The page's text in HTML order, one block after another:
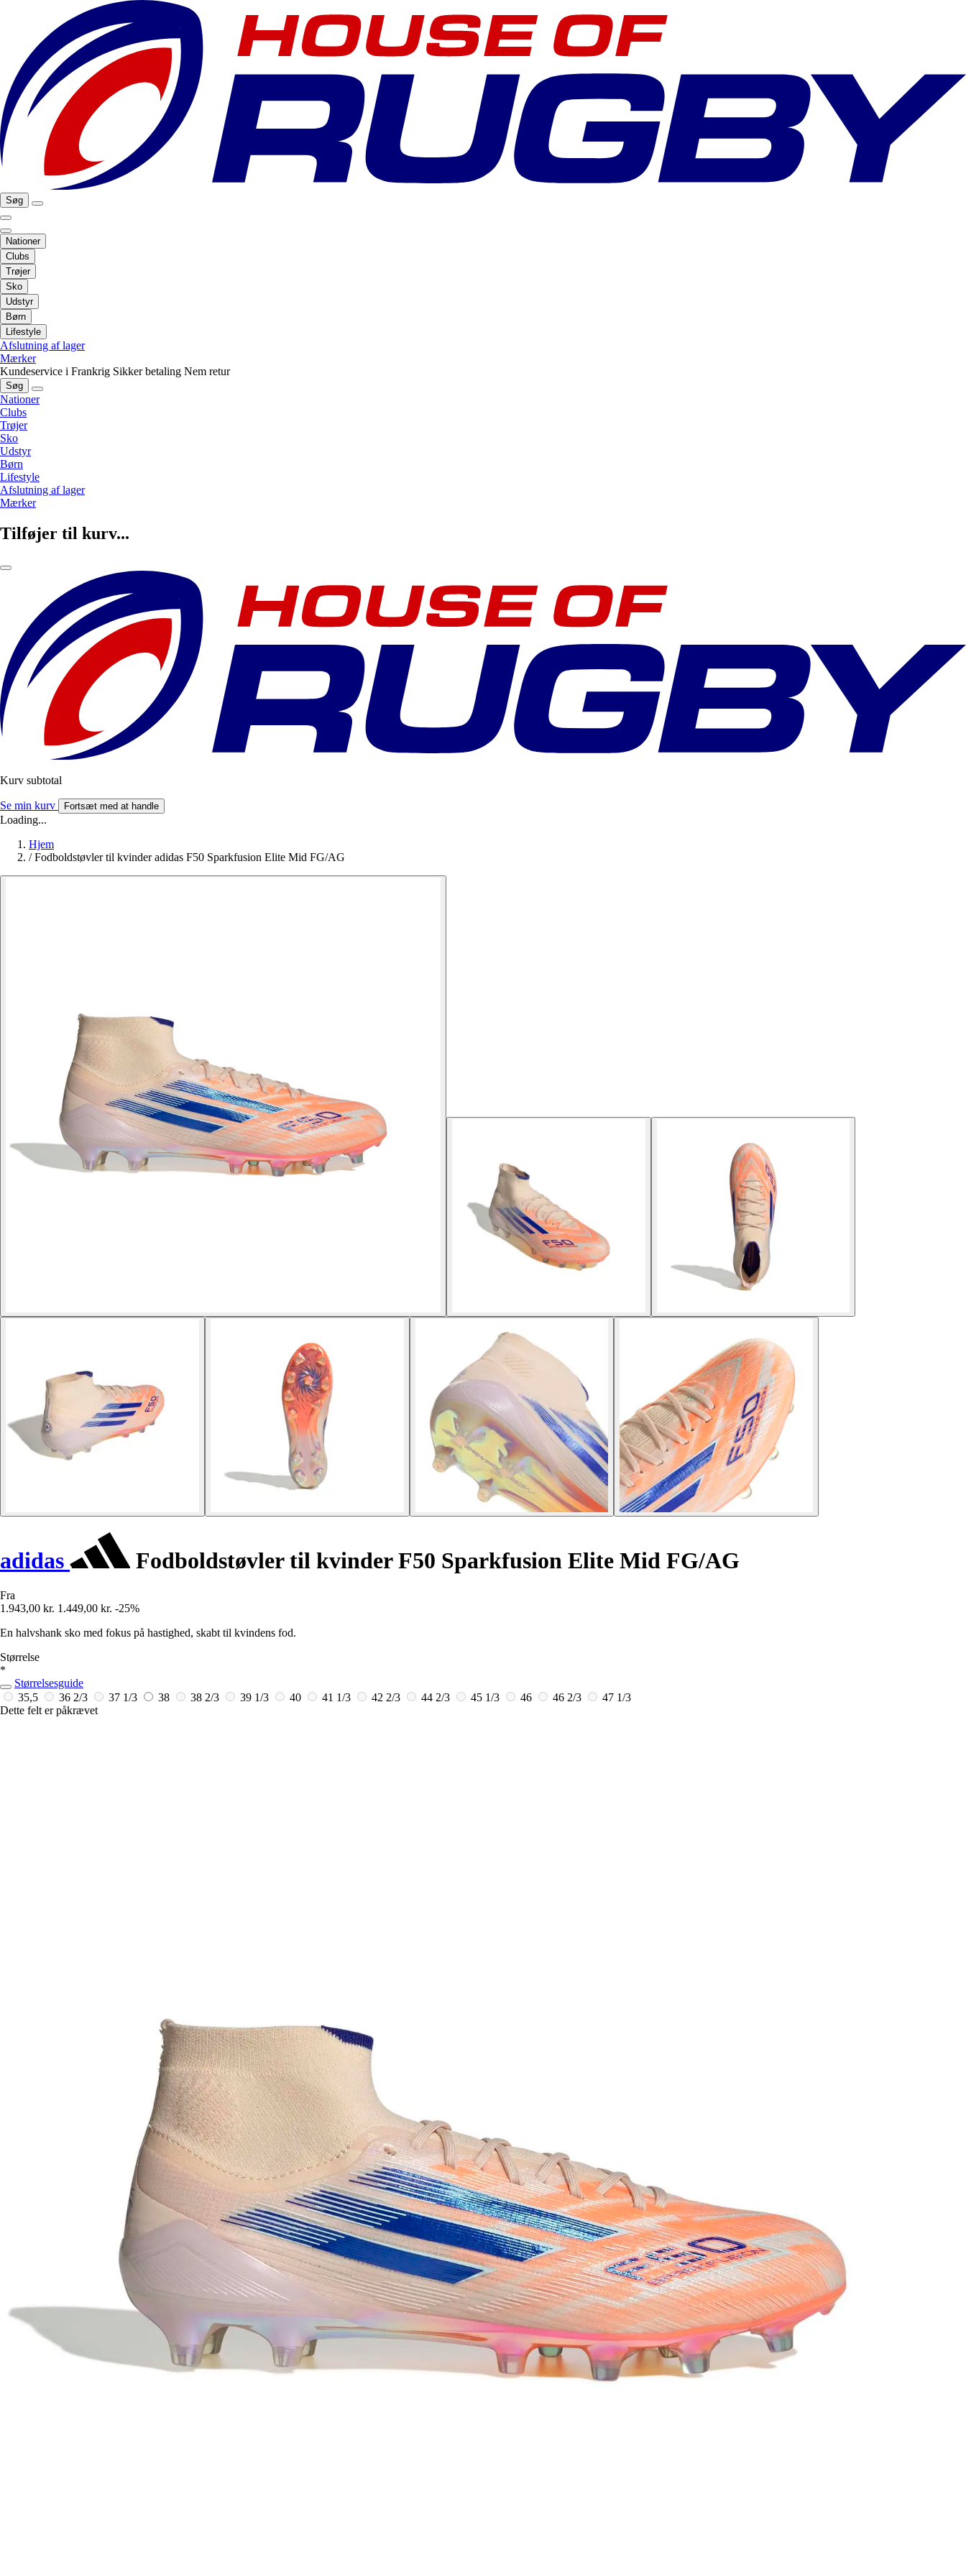
Søg
Nationer
Clubs
Trøjer
Sko
Udstyr
Børn
Lifestyle
Afslutning af lager
Mærker
Kundeservice i Frankrig Sikker betaling Nem retur
Søg
Nationer
Clubs
Trøjer
Sko
Udstyr
Børn
Lifestyle
Afslutning af lager
Mærker
Tilføjer til kurv...
Kurv subtotal
Se min kurv Fortsæt med at handle
Loading...
Hjem
/ Fodboldstøvler til kvinder adidas F50 Sparkfusion Elite Mid FG/AG
adidas Fodboldstøvler til kvinder F50 Sparkfusion Elite Mid FG/AG
Fra
1.943,00 kr. 1.449,00 kr. -25%
En halvshank sko med fokus på hastighed, skabt til kvindens fod.
Størrelse
*
Størrelsesguide
35,5
36 2/3 37 1/3 38 38 2/3 39 1/3 40 41 1/3 42 2/3 44 2/3 45 1/3 46 46 2/3
47 1/3
Dette felt er påkrævet